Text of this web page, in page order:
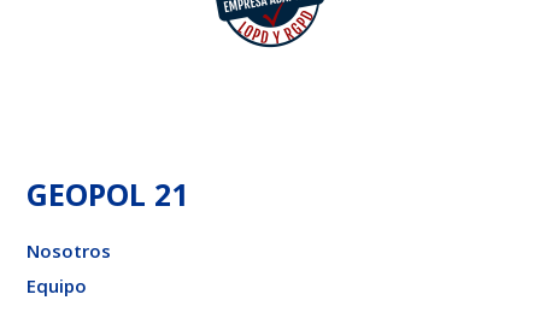
GEOPOL 21
Nosotros
Equipo